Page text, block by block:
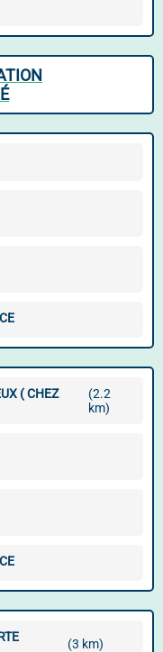
( CHEZ
(2.2
km)
(3 km)